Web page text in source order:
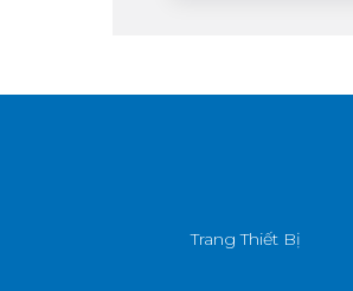
Trang Thiết Bị